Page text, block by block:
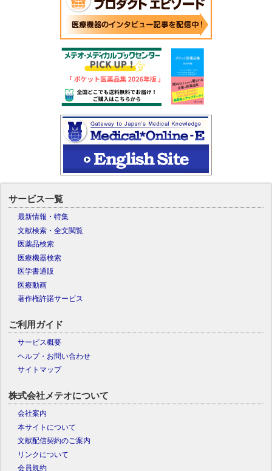
サービス一覧
最新情報・特集
文献検索・全文閲覧
医薬品検索
医療機器検索
医学書通販
医療動画
著作権許諾サービス
ご利用ガイド
サービス概要
ヘルプ・お問い合わせ
サイトマップ
株式会社メテオについて
会社案内
本サイトについて
文献配信契約のご案内
リンクについて
会員規約